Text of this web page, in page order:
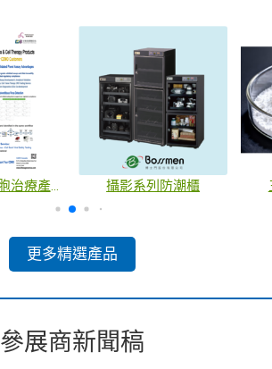
生物製劑與先進療法分析服務
更多精選產品
參展商新聞稿